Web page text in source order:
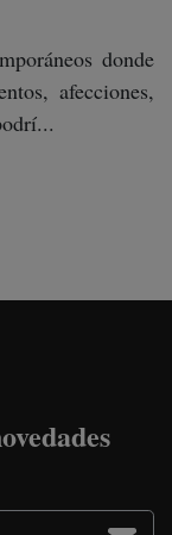
donde
afecciones,